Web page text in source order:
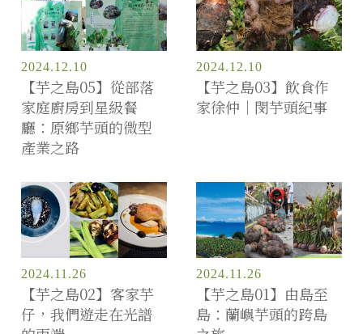
2024.12.10
【芋之島05】從部落
家庭廚房到星級餐
廳：原鄉芋頭的微型
產業之路
2024.12.10
【芋之島03】飲食作
家徐仲｜閔芋頭紀事
2024.11.26
【芋之島02】客家芋
仔，我們遊走在光譜
2024.11.26
【芋之島01】由島至
島：蘭嶼芋頭的跨島